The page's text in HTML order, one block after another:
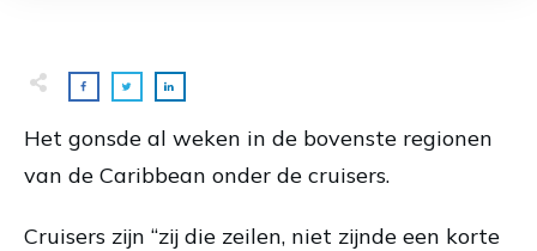
Het gonsde al weken in de bovenste regionen
van de Caribbean onder de cruisers.
Cruisers zijn “zij die zeilen, niet zijnde een korte